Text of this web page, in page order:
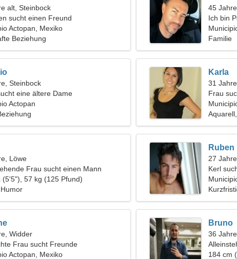
alt, Steinbock
sucht einen Freund
Actopan, Mexiko
Beziehung
45
Ich bin
ich
Familie
Steinbock
eine ältere Dame
Actopan
Karla
31
Frau
Löwe
Frau sucht einen Mann
(5'5"), 57 kg (125 Pfund)
Ruben
27
Kerl
Widder
Frau sucht Freunde
Actopan, Mexiko
Bruno
36
184 cm